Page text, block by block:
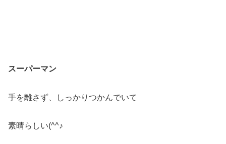
スーパーマン
手を離さず、しっかりつかんでいて
素晴らしい(^^♪